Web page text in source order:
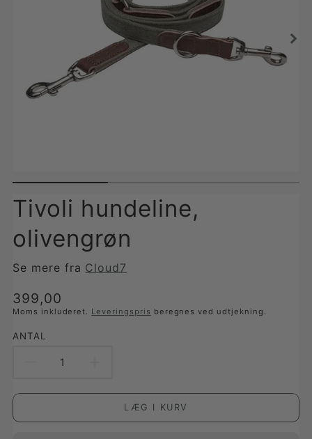
Tivoli hundeline,
olivengrøn
Se mere fra Cloud7
Translation
missing:
da-
399,00
Moms inkluderet. Leveringspris beregnes ved udtjekning.
ANTAL
REDUCER
ANTAL
FOR
ANTAL
FOR
LÆG I KURV